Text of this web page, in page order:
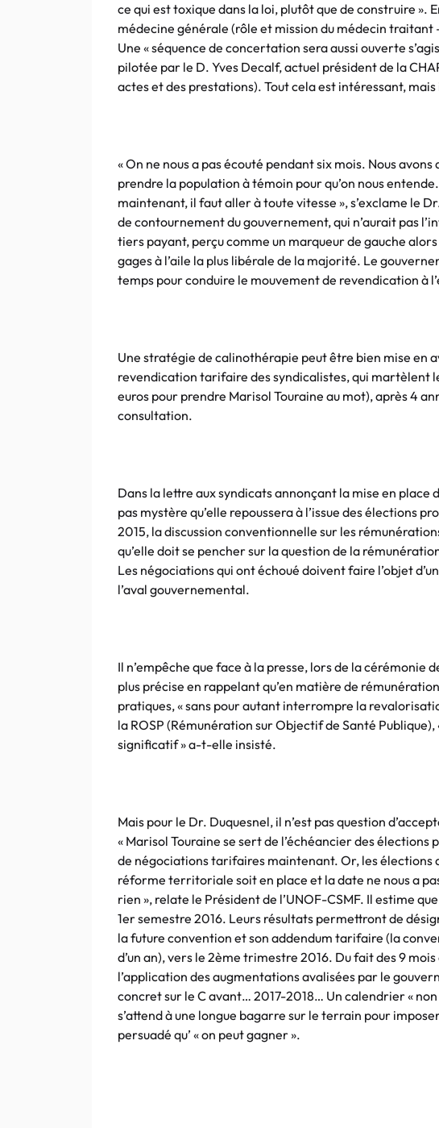
ce qui est toxique dans la loi, plutôt que de construire ».
médecine générale (rôle et mission du médecin
Une « séquence de concertation sera aussi ouverte
pilotée par le D. Yves Decalf, actuel président de la
actes et des prestations). Tout cela est intéressant,
« On ne nous a pas écouté pendant six mois. Nous
prendre la population à témoin pour qu’on nous
maintenant, il faut aller à toute vitesse », s’exclame le
de contournement du gouvernement, qui n’aurait pas
tiers payant, perçu comme un marqueur de gauche
gages à l’aile la plus libérale de la majorité. Le
temps pour conduire le mouvement de revendication à
Une stratégie de calinothérapie peut être bien mise en
revendication tarifaire des syndicalistes, qui martèlent
euros pour prendre Marisol Touraine au mot), après 4
consultation.
Dans la lettre aux syndicats annonçant la mise en
pas mystère qu’elle repoussera à l’issue des élections
2015, la discussion conventionnelle sur les
qu’elle doit se pencher sur la question de la
Les négociations qui ont échoué doivent faire l’objet
l’aval gouvernemental.
Il n’empêche que face à la presse, lors de la cérémonie
plus précise en rappelant qu’en matière de
pratiques, « sans pour autant interrompre la
la ROSP (Rémunération sur Objectif de Santé
significatif » a-t-elle insisté.
Mais pour le Dr. Duquesnel, il n’est pas question
« Marisol Touraine se sert de l’échéancier des
de négociations tarifaires maintenant. Or, les élections
réforme territoriale soit en place et la date ne nous a
rien », relate le Président de l’UNOF-CSMF. Il estime
1er semestre 2016. Leurs résultats permettront de
la future convention et son addendum tarifaire (la
d’un an), vers le 2ème trimestre 2016. Du fait des 9
l’application des augmentations avalisées par le
concret sur le C avant… 2017-2018… Un calendrier «
s’attend à une longue bagarre sur le terrain pour
persuadé qu’ « on peut gagner ».